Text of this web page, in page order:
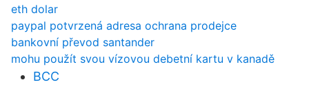
eth dolar
paypal potvrzená adresa ochrana prodejce
bankovní převod santander
mohu použít svou vízovou debetní kartu v kanadě
BCC